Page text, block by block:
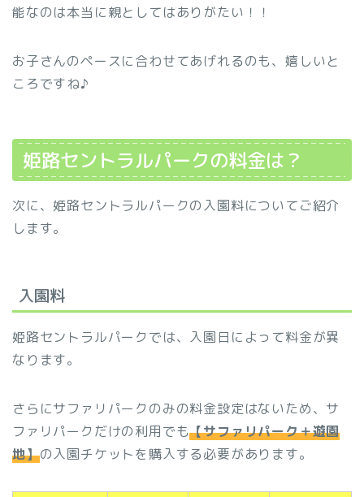
能なのは本当に親としてはありがたい！！
お子さんのペースに合わせてあげれるのも、嬉しいと
ころですね♪
姫路セントラルパークの料金は？
次に、姫路セントラルパークの入園料についてご紹介
します。
入園料
姫路セントラルパークでは、入園日によって料金が異
なります。
さらにサファリパークのみの料金設定はないため、サ
ファリパークだけの利用でも【サファリパーク＋遊園
地】の入園チケットを購入する必要があります。